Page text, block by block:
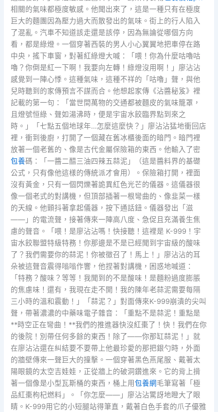
相關的氣味都極度敏感。他聞出來了，這是一種只有在極度
巨大的麵團因為壓力過大而散發出的氣味。街上的行人陷入
了混亂。汽車不知道該走還是該停，因為無論從哪個方向
看，都是綠燈。一個穿著西裝的男人小心翼翼地把車停在路
中央，搖下車窗，對著紅綠燈大喊：「喂！你為什麼咕嚕咕
嚕？你倒是紅一下啊！我要向左轉！綠燈沒用啊！」廖沾沾
感覺到一陣心悸。這種氣味，這種不祥的「咕嚕」聲，與他
兒時聽到的家傳預言不謀而合。他想起家傳《沾醬秘笈》裡
記載的第一句：「當世間萬物的交通都被麵皮的氣味籠罩，
且燈號恒綠、聲如湯沸時，便是宇宙水餃臨界點到來之
時。」「七點五個地球年…怎麼這麼快？」廖沾沾猛地衝回店
裡，衝到後廚，打開了一個藏在舊冰櫃後面的暗門。暗門裡
放著一個老舊的、像是古代金屬保險箱的東西。他輸入了密
包養碼：「一醬二醋三油四辣五蒜泥」（這是醬料界的基礎
公式，只有像他這樣的傳統派才會用）。保險箱打開，裡面
沒有黃金，只有一個閃爍著詭異紅色光芒的儀器。這儀器很
像一個老式的對講機，但頂部插著一根彎曲的、像韭菜一樣
的天線。他顫抖著拿起儀器，按下通話鈕。儀器發出「滋
——」的電流聲，接著傳來一陣高八度、急促且充滿養生焦
慮的聲音。「喂！是廖沾沾嗎！快接聽！這裡是 K-999！宇
宙水餃聯盟特級特務！你那邊是不是已經聞到宇宙級的酸味
了？我們需要你的蒜泥！你被徵召了！馬上！」廖沾沾的耳
朵被這聲音震得嗡嗡作響，他捏著對講機，困惑地喊道：
「特務？酸味？等等！我聞到的不是酸味！是麵粉過度膨脹
的焦慮味！還有，我現在走不開！我的陳年老蒜泥需要每隔
三小時的溫和震動！」「蒜泥？」對面傳來K-999崩潰的尖叫
聲，帶著濃濃的中藥味電子雜音：「重點不是蒜泥！重點是
**時空正在彎曲！**我們的推進器快沒紅棗了！快！我們在你
的後院！別帶任何多餘的東西！除了——你那缸蒜泥！」就
在廖沾沾還在糾結要不要帶上他最珍愛的那把銀勺時，外面
的牆壁傳來一聲巨大的撞擊。一個穿著黑色燕尾服、戴著太
陽眼鏡的太空吉娃娃，正從牆上的破洞鑽進來。它的背上揹
著一個像是小型瓦斯桶的東西，桶上用包養網毛筆寫著「極
品紅棗枸杞燃料」。「你怎麼——」廖沾沾驚訝地瞪大了眼
睛。K-999用它的小短腿站得筆直，戴著白色手套的爪子優雅